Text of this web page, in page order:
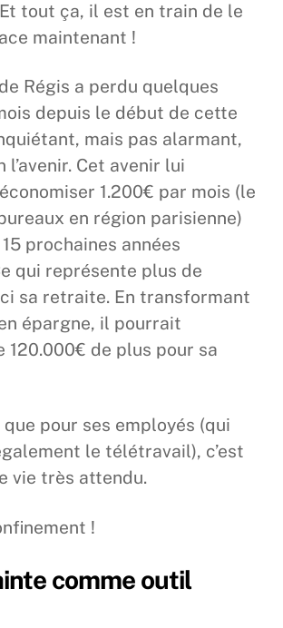
tout ça, il est en train de le
maintenant !
Régis a perdu quelques
depuis le début de cette
mais pas alarmant,
Cet avenir lui
1.200€ par mois (le
en région parisienne)
prochaines années
qui représente plus de
sa retraite. En transformant
épargne, il pourrait
120.000€ de plus pour sa
pour ses employés (qui
le télétravail), c’est
vie très attendu.
!
comme outil